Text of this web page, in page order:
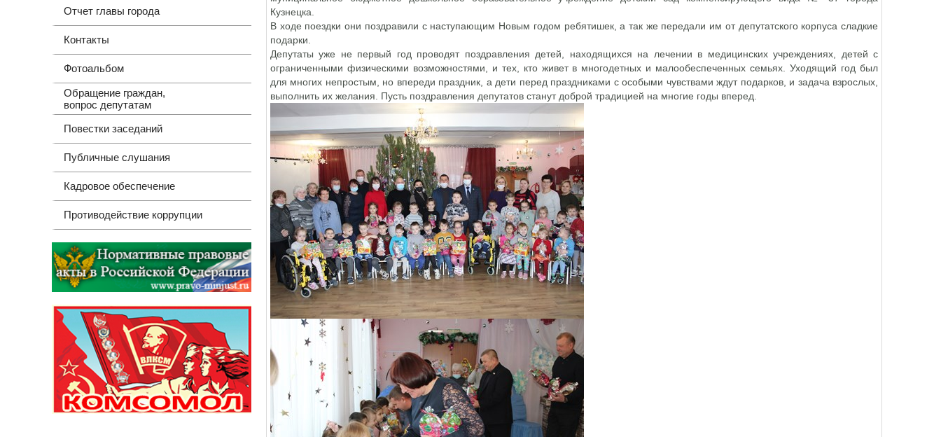
Отчет главы города
Контакты
Фотоальбом
Обращение граждан,
вопрос депутатам
Повестки заседаний
Публичные слушания
Кадровое обеспечение
Противодействие коррупции
Кузнецка.
В ходе поездки они поздравили с наступающим Новым годом ребятишек, а так же передали им от депутатского корпуса сладкие
подарки.
Депутаты уже не первый год проводят поздравления детей, находящихся на лечении в медицинских учреждениях, детей с
ограниченными физическими возможностями, и тех, кто живет в многодетных и малообеспеченных семьях. Уходящий год был
для многих непростым, но впереди праздник, а дети перед праздниками с особыми чувствами ждут подарков, и задача взрослых,
выполнить их желания. Пусть поздравления депутатов станут доброй традицией на многие годы вперед.